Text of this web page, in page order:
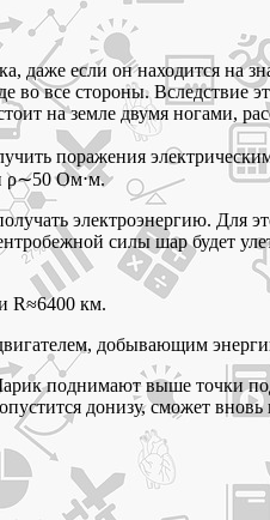
даже если он находится на
во все стороны. Вследствие
на земле двумя ногами,
поражения
ρ∼50 Ом⋅м.
электроэнергию. Для
силы шар будет
R≈6400 км.
добывающим
поднимают выше точки
донизу, сможет